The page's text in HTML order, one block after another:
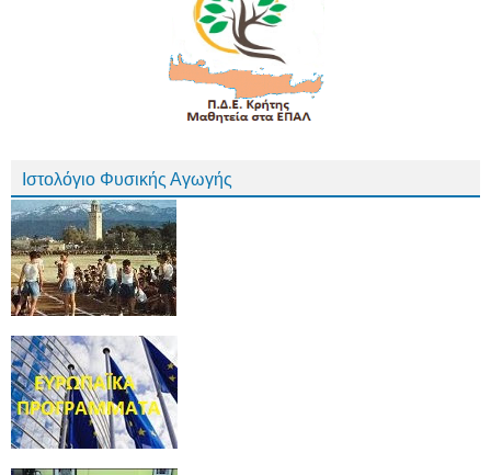
Ιστολόγιο Φυσικής Αγωγής